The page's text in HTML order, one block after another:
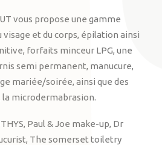
vous propose une gamme
et du corps, épilation ainsi
forfaits minceur LPG, une
semi permanent, manucure,
mariée/soirée, ainsi que des
la microdermabrasion.
Paul & Joe make-up, Dr
The somerset toiletry